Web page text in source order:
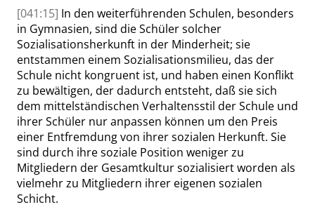
[041:15] In den weiterführenden Schulen, besonders
in Gymnasien, sind die Schüler solcher
Sozialisationsherkunft in der Minderheit; sie
entstammen einem Sozialisationsmilieu, das der
Schule nicht kongruent ist, und haben einen Konflikt
zu bewältigen, der dadurch entsteht, daß sie sich
dem mittelständischen Verhaltensstil der Schule und
ihrer Schüler nur anpassen können um den Preis
einer Entfremdung von ihrer sozialen Herkunft. Sie
sind durch ihre soziale Position weniger zu
Mitgliedern der Gesamtkultur sozialisiert worden als
vielmehr zu Mitgliedern ihrer eigenen sozialen
Schicht.